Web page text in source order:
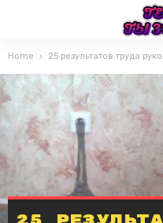
Home 25 результатов труда